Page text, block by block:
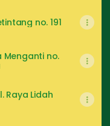
no. 191
Menganti no.
Raya Lidah